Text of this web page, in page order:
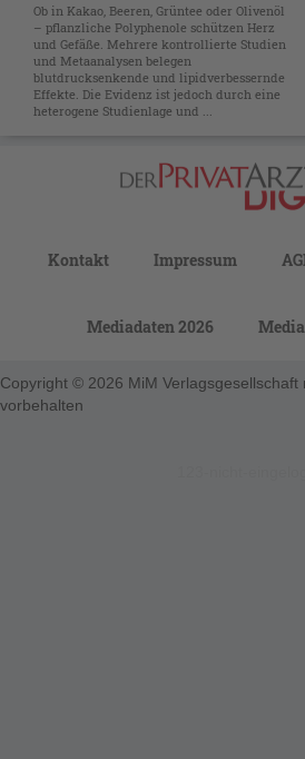
Ob in Kakao, Beeren, Grüntee oder Olivenöl
– pflanzliche Polyphenole schützen Herz
und Gefäße. Mehrere kontrollierte Studien
und Metaanalysen belegen
blutdrucksenkende und lipidverbessernde
Effekte. Die Evidenz ist jedoch durch eine
heterogene Studienlage und ...
Kontakt Impressum
Mediadaten 2026
Copyright © 2026 MiM Verlagsgesellschaft
vorbehalten